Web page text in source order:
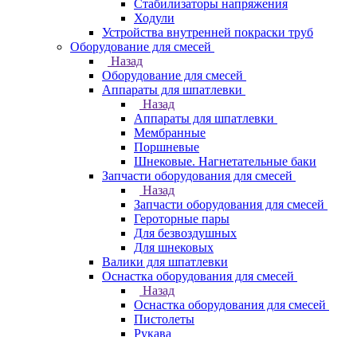
Стабилизаторы напряжения
Ходули
Устройства внутренней покраски труб
Оборудование для смесей
Назад
Оборудование для смесей
Аппараты для шпатлевки
Назад
Аппараты для шпатлевки
Мембранные
Поршневые
Шнековые. Нагнетательные баки
Запчасти оборудования для смесей
Назад
Запчасти оборудования для смесей
Героторные пары
Для безвоздушных
Для шнековых
Валики для шпатлевки
Оснастка оборудования для смесей
Назад
Оснастка оборудования для смесей
Пистолеты
Рукава